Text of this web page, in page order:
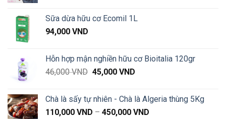
Sữa dừa hữu cơ Ecomil 1L
94,000 VND
Hỗn hợp mận nghiền hữu cơ Bioitalia 120gr
46,000VND Giá
46,000 VND.
45,000 VNDGiá
là:
45,000 VND.
Chà là sấy tự nhiên - Chà là Algeria thùng 5Kg
110,000 VND – 450,000 VND